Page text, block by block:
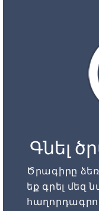
Գնել
Ծրագիրը
եք գրել մեզ